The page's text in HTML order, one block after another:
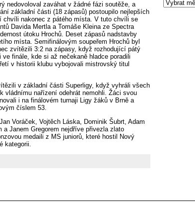
nedovoloval zaváhat v žádné fázi soutěže, a
základní části (18 zápasů) postoupilo nejlepších
chvíli nakonec z pátého místa. V tuto chvíli se
Davida Mertla a Tomáše Kleina ze Spectra
útoku Hrochů. Deset zápasů nadstavby
místa. Semifinálovým soupeřem Hrochů byl
zvítězili 3:2 na zápasy, když rozhodující pátý
finále, kde si až nečekaně hladce poradili
v historii klubu vybojovali mistrovský titul
v základní části Superligy, když vyhráli všech
vládnímu nařízení odehrát nemohli. Žáci svou
i na finálovém turnaji Ligy žáků v Brně a
číslem 53.
Voráček, Vojtěch Láska, Dominik Šubrt, Adam
a Janem Gregorem nejdříve přivezla zlato
medaili z MS juniorů, které hostil Nový
kategorii.